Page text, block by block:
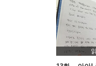
제3부 우리
적적함, 혹
날마다 하
나한테는